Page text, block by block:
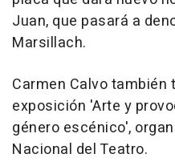
Juan, que pasará a
Marsillach.
Carmen Calvo
exposición 'Arte y
género escénico',
Nacional del Teatro.